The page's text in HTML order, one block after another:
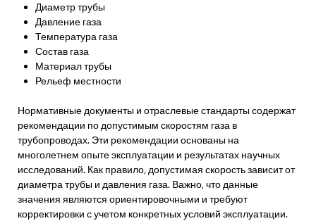
Диаметр трубы
Давление газа
Температура газа
Состав газа
Материал трубы
Рельеф местности
Нормативные документы и отраслевые стандарты содержат
рекомендации по допустимым скоростям газа в
трубопроводах. Эти рекомендации основаны на
многолетнем опыте эксплуатации и результатах научных
исследований. Как правило‚ допустимая скорость зависит от
диаметра трубы и давления газа. Важно‚ что данные
значения являются ориентировочными и требуют
корректировки с учетом конкретных условий эксплуатации.